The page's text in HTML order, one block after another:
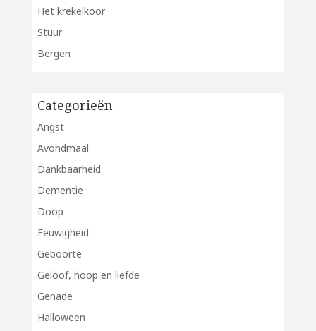
Het krekelkoor
Stuur
Bergen
Categorieën
Angst
Avondmaal
Dankbaarheid
Dementie
Doop
Eeuwigheid
Geboorte
Geloof, hoop en liefde
Genade
Halloween